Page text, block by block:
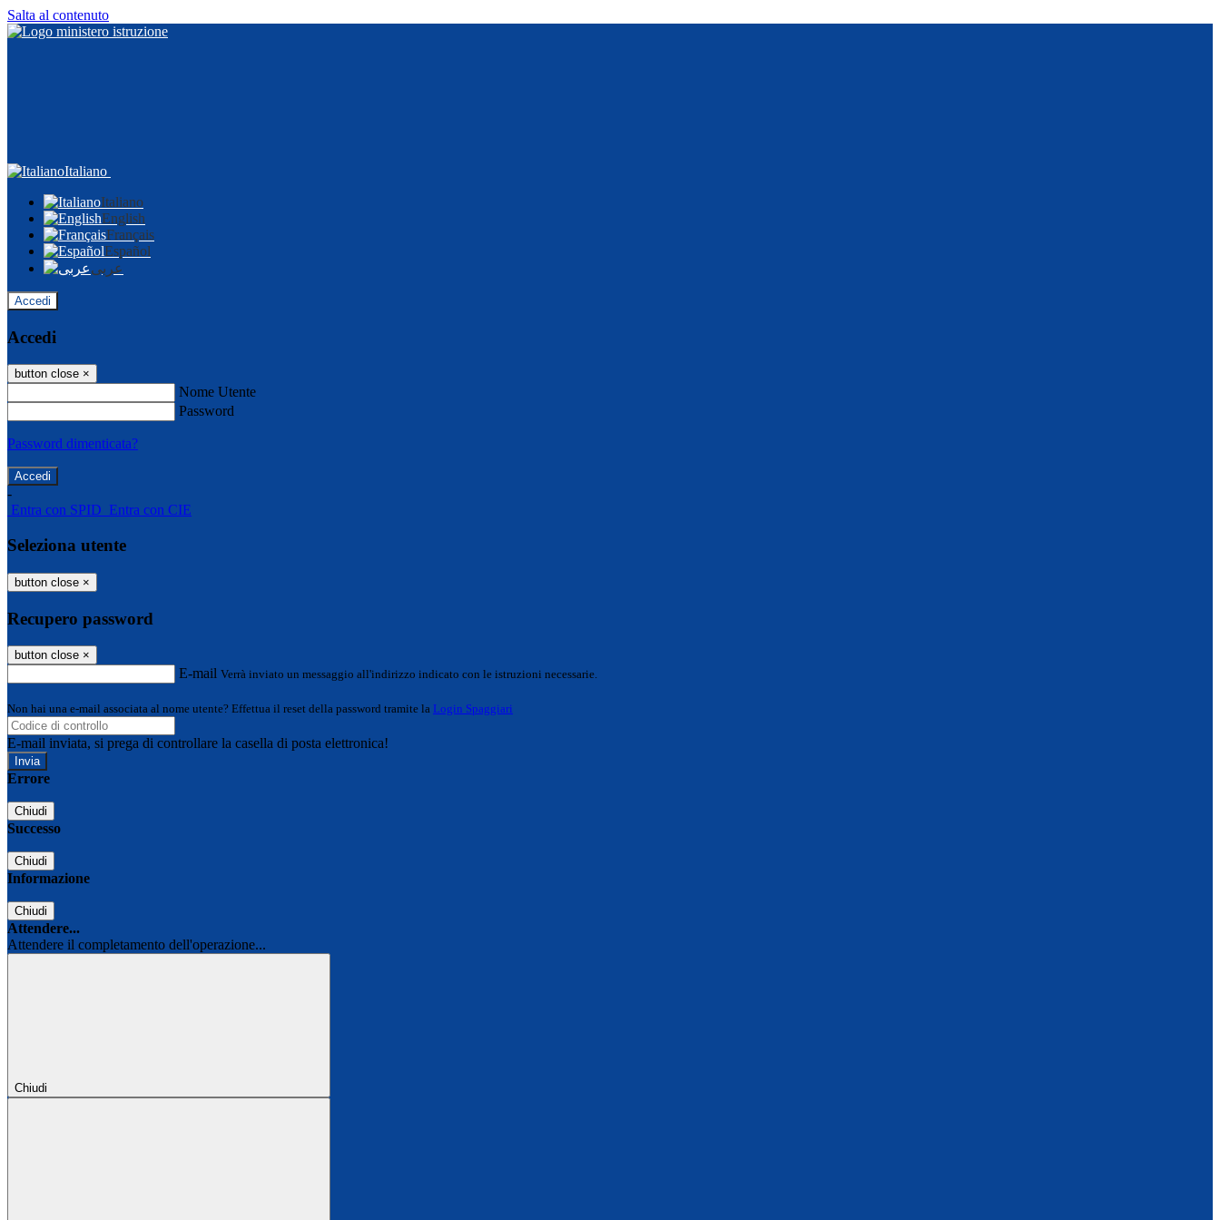
Salta al contenuto
Italiano
Italiano
English
Français
Español
عربى
Accedi
Accedi
button close ×
Nome Utente
Password
Password dimenticata?
-
Entra con SPID Entra con CIE
Seleziona utente
button close ×
Recupero password
button close ×
E-mail Verrà inviato un messaggio all'indirizzo indicato con le istruzioni necessarie.
Non hai una e-mail associata al nome utente? Effettua il reset della password tramite la Login Spaggiari
E-mail inviata, si prega di controllare la casella di posta elettronica!
Errore
Chiudi
Successo
Chiudi
Informazione
Chiudi
Attendere...
Attendere il completamento dell'operazione...
Chiudi